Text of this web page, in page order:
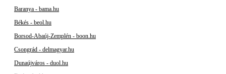
Baranya - bama.hu
Békés - beol.hu
Borsod-Abaúj-Zemplén - boon.hu
Csongrád - delmagyar.hu
Dunaújváros - duol.hu